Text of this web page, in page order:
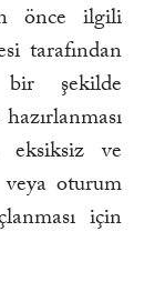
önce ilgili
tarafından
bir şekilde
eksiksiz ve
veya oturum
için